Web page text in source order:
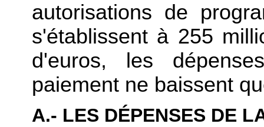
autorisations de
s'établissent à 255
d'euros, les
paiement ne baissent
A.- LES DÉPENSES DE